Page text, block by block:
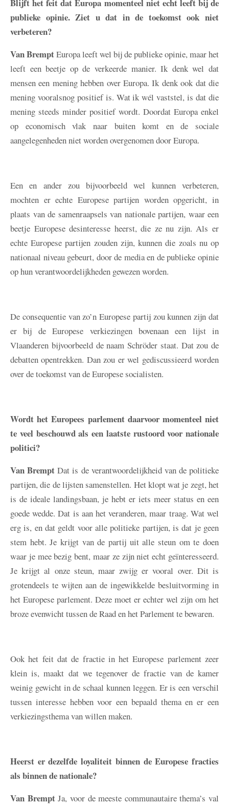
Blijft het feit dat Europa momenteel niet echt leeft bij de
publieke opinie. Ziet u dat in de toekomst ook niet
verbeteren?
Van BremptEuropa leeft wel bij de publieke opinie, maar het
leeft een beetje op de verkeerde manier. Ik denk wel dat
mensen een mening hebben over Europa. Ik denk ook dat die
mening vooralsnog positief is. Wat ik wél vaststel, is dat die
mening steeds minder positief wordt. Doordat Europa enkel
op economisch vlak naar buiten komt en de sociale
aangelegenheden niet worden overgenomen door Europa.
Een en ander zou bijvoorbeeld wel kunnen verbeteren,
mochten er echte Europese partijen worden opgericht, in
plaats van de samenraapsels van nationale partijen, waar een
beetje Europese desinteresse heerst, die ze nu zijn. Als er
echte Europese partijen zouden zijn, kunnen die zoals nu op
nationaal niveau gebeurt, door de media en de publieke opinie
op hun verantwoordelijkheden gewezen worden.
De consequentie van zo’n Europese partij zou kunnen zijn dat
er bij de Europese verkiezingen bovenaan een lijst in
Vlaanderen bijvoorbeeld de naam Schröder staat. Dat zou de
debatten opentrekken. Dan zou er wel gediscussieerd worden
over de toekomst van de Europese socialisten.
Wordt het Europees parlement daarvoor momenteel niet
te veel beschouwd als een laatste rustoord voor nationale
politici?
Van Brempt Dat is de verantwoordelijkheid van de politieke
partijen, die de lijsten samenstellen. Het klopt wat je zegt, het
is de ideale landingsbaan, je hebt er iets meer status en een
goede wedde. Dat is aan het veranderen, maar traag. Wat wel
erg is, en dat geldt voor alle politieke partijen, is dat je geen
stem hebt. Je krijgt van de partij uit alle steun om te doen
waar je mee bezig bent, maar ze zijn niet echt geïnteresseerd.
Je krijgt al onze steun, maar zwijg er vooral over. Dit is
grotendeels te wijten aan de ingewikkelde besluitvorming in
het Europese parlement. Deze moet er echter wel zijn om het
broze evenwicht tussen de Raad en het Parlement te bewaren.
Ook het feit dat de fractie in het Europese parlement zeer
klein is, maakt dat we tegenover de fractie van de kamer
weinig gewicht in de schaal kunnen leggen. Er is een verschil
tussen interesse hebben voor een bepaald thema en er een
verkiezingsthema van willen maken.
Heerst er dezelfde loyaliteit binnen de Europese fracties
als binnen de nationale?
Van BremptJa, voor de meeste communautaire thema’s val